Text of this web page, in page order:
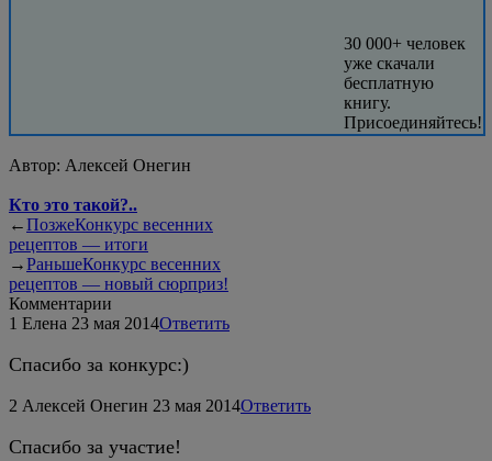
30 000+ человек
уже скачали
бесплатную
книгу.
Присоединяйтесь!
Автор: Алексей Онегин
Кто это такой?..
←ПозжеКонкурс весенних
рецептов — итоги
→РаньшеКонкурс весенних
рецептов — новый сюрприз!
Комментарии
1 Елена 23 мая 2014Ответить
Спасибо за конкурс:)
2 Алексей Онегин 23 мая 2014Ответить
Спасибо за участие!